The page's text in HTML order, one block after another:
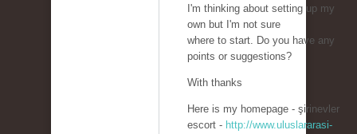
I'm thinking about setting up my
own but I'm not sure
where to start. Do you have any
points or suggestions?
With thanks
Here is my homepage - şirinevler
escort - http://www.uluslararasi-